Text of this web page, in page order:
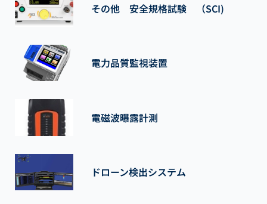
その他 安全規格試験 （SCI)
電力品質監視装置
電磁波曝露計測
ドローン検出システム